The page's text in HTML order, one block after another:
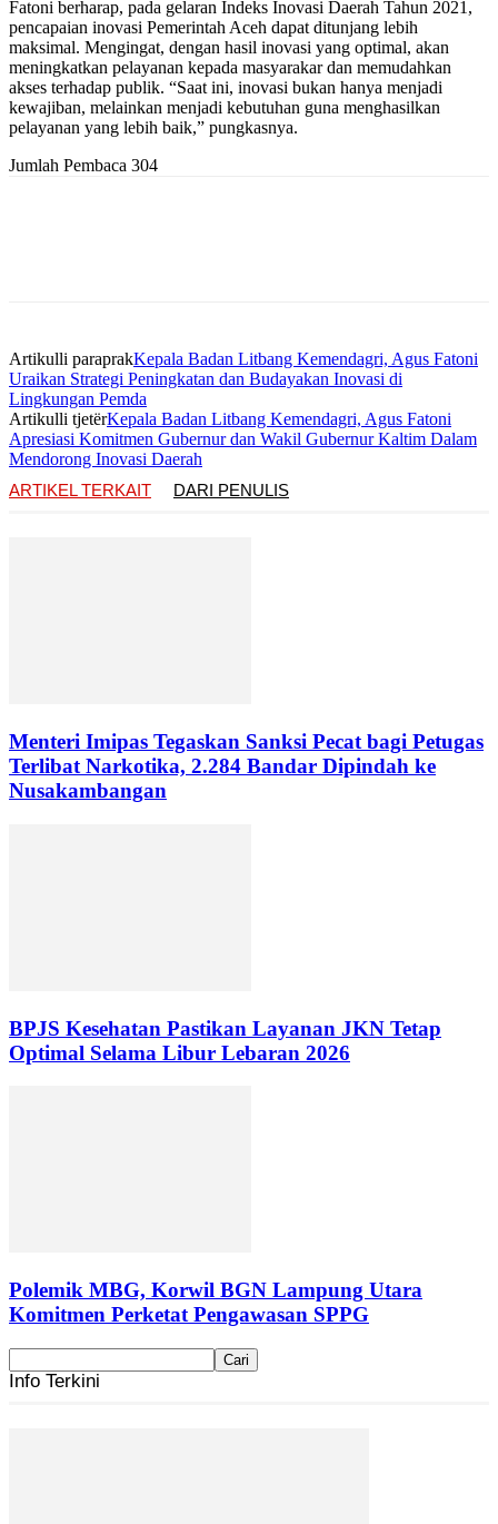
Fatoni berharap, pada gelaran Indeks Inovasi Daerah Tahun 2021,
pencapaian inovasi Pemerintah Aceh dapat ditunjang lebih
maksimal. Mengingat, dengan hasil inovasi yang optimal, akan
meningkatkan pelayanan kepada masyarakar dan memudahkan
akses terhadap publik. “Saat ini, inovasi bukan hanya menjadi
kewajiban, melainkan menjadi kebutuhan guna menghasilkan
pelayanan yang lebih baik,” pungkasnya.
Jumlah Pembaca 304
Artikulli paraprakKepala Badan Litbang Kemendagri, Agus Fatoni
Uraikan Strategi Peningkatan dan Budayakan Inovasi di
Lingkungan Pemda
Artikulli tjetërKepala Badan Litbang Kemendagri, Agus Fatoni
Apresiasi Komitmen Gubernur dan Wakil Gubernur Kaltim Dalam
Mendorong Inovasi Daerah
ARTIKEL TERKAIT
DARI PENULIS
Menteri Imipas Tegaskan Sanksi Pecat bagi Petugas
Terlibat Narkotika, 2.284 Bandar Dipindah ke
Nusakambangan
BPJS Kesehatan Pastikan Layanan JKN Tetap
Optimal Selama Libur Lebaran 2026
Polemik MBG, Korwil BGN Lampung Utara
Komitmen Perketat Pengawasan SPPG
Info Terkini